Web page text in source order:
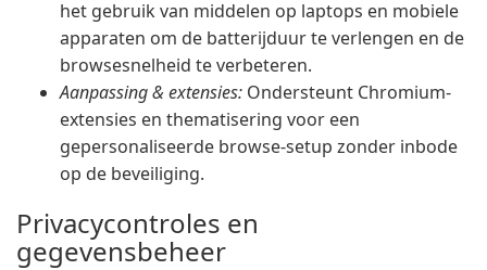
het gebruik van middelen op laptops en mobiele
apparaten om de batterijduur te verlengen en de
browsesnelheid te verbeteren.
Aanpassing & extensies: Ondersteunt Chromium-
extensies en thematisering voor een
gepersonaliseerde browse-setup zonder inbode
op de beveiliging.
Privacycontroles en
gegevensbeheer